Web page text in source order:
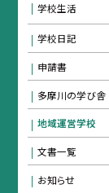
学校生活
学校日記
申請書
多摩川の学び舎
地域運営学校
文書一覧
お知らせ